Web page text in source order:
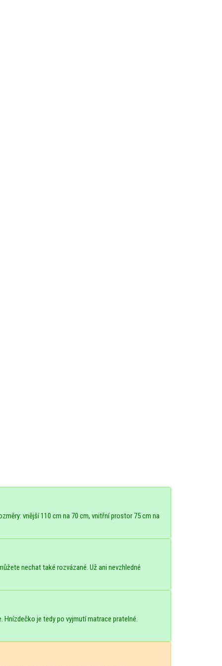
vnější 110 cm na 70 cm, vnitřní prostor 75 cm na
nechat také rozvázané. Už ani nevzhledné
je tedy po vyjmutí matrace pratelné.